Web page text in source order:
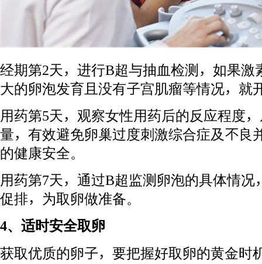
经期第2天，进行B超与抽血检测，如果激
大的卵泡发育且没有子宫肌瘤等情况，就
用药第5天，观察女性用药后的反应程度
量，有效避免卵巢过度刺激综合症及不良
的健康安全。
用药第7天，通过B超监测卵泡的具体情况
促排，为取卵做准备。
4、适时安全取卵
获取优质的卵子，要把握好取卵的黄金时